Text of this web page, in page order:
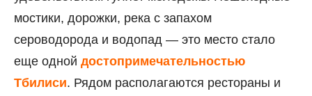
мостики, дорожки, река с запахом
сероводорода и водопад — это место стало
еще одной достопримечательностью
Тбилиси. Рядом располагаются рестораны и